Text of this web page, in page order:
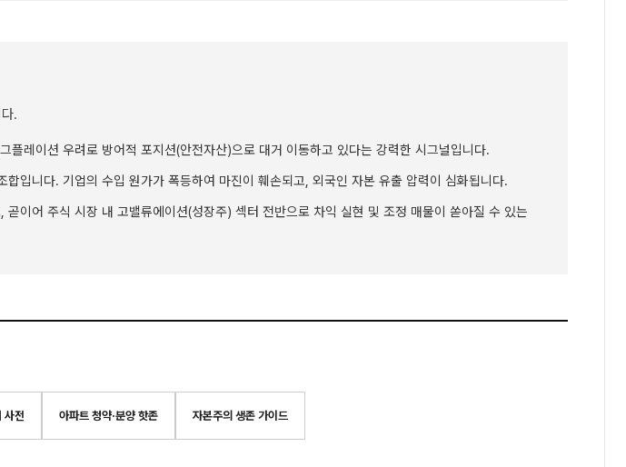
.
플레이션 우려로 방어적 포지션(안전자산)으로 대거 이동하고 있다는 강력한 시그널입니다.
입니다. 기업의 수입 원가가 폭등하여 마진이 훼손되고, 외국인 자본 유출 압력이 심화됩니다.
이어 주식 시장 내 고밸류에이션(성장주) 섹터 전반으로 차익 실현 및 조정 매물이 쏟아질 수 있는
사전 아파트 청약·분양 핫존 자본주의 생존 가이드